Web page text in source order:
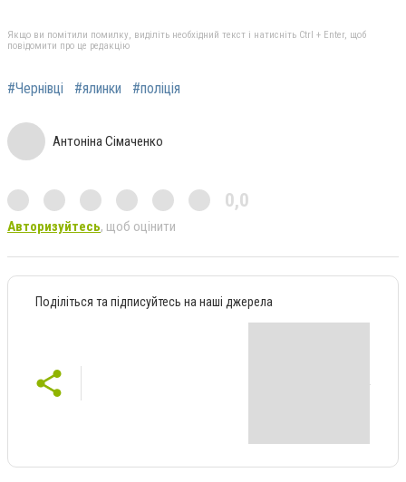
Якщо ви помітили помилку, виділіть необхідний текст і натисніть Ctrl + Enter, щоб
повідомити про це редакцію
#Чернівці #ялинки #поліція
Антоніна Сімаченко
0,0
Авторизуйтесь, щоб оцінити
Поділіться та підписуйтесь на наші джерела